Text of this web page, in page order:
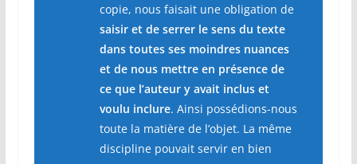
copie, nous faisait une obligation de
saisir et de serrer le sens du texte
dans toutes ses moindres nuances
et de nous mettre en présence de
ce que l’auteur y avait inclus et
voulu inclure. Ainsi possédions-nous
toute la matière de l’objet. La même
discipline pouvait servir en bien